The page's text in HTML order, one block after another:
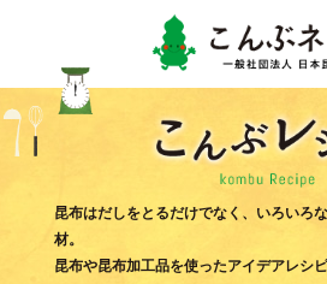
昆布はだしをとるだけでなく、いろいろ
材。
昆布や昆布加工品を使ったアイデアレシ